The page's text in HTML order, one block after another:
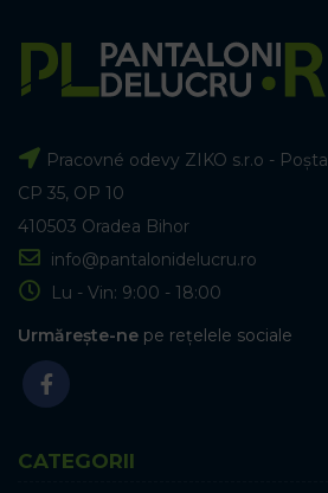
Pracovné odevy ZIKO s.r.o - Poșta
CP 35, OP 10
410503 Oradea Bihor
info@pantalonidelucru.ro
Lu - Vin: 9:00 - 18:00
Urmărește-ne pe rețelele sociale
CATEGORII